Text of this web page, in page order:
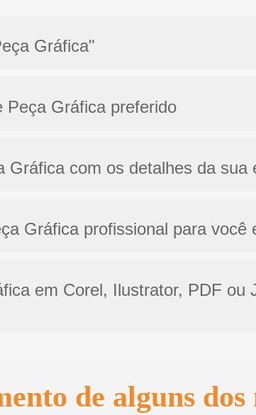
Gráfica"
Peça Gráfica preferido
Gráfica com os detalhes da sua
Gráfica profissional para você
em Corel, Ilustrator, PDF ou
de alguns dos